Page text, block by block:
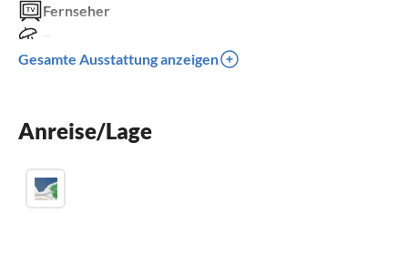
Fernseher
Kinder willkommen
Gesamte Ausstattung anzeigen
Anreise/Lage